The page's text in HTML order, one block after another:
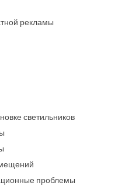
рекламы
светильников
проблемы